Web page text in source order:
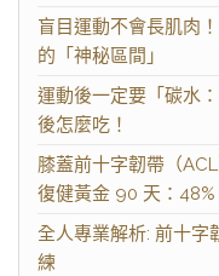
盲目運動不會長肌肉
的「神秘區間」
運動後一定要「碳水
後怎麼吃！
膝蓋前十字韌帶（
復健黃金 90 天：48%
全人專業解析: 前十字
練